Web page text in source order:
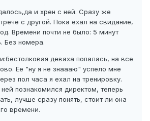
и хрен с ней. Сразу же
с другой. Пока ехал на свидание,
Времени почти не было: 5 минут
Без номера.
деваха попалась, на все
Ее "ну я не знаааю" успело мне
пол часа я ехал на тренировку.
познакомился директом, теперь
лучше сразу понять, стоит ли она
времени.